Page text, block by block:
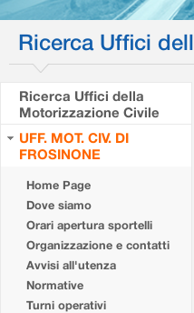
Ricerca Uffici
Ricerca Uffici della
Motorizzazione Civile
UFF. MOT. CIV. DI
FROSINONE
Home Page
Dove siamo
Orari apertura sportelli
Organizzazione e contatti
Avvisi all'utenza
Normative
Turni operativi